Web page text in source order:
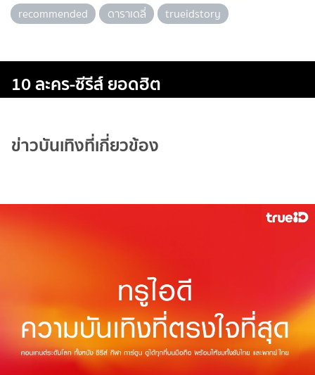
recommended
ดาราเดลี่ trueidstory
10 ละคร-ซีรีส์ ยอดฮิต
ข่าวบันเทิงที่เกี่ยวข้อง